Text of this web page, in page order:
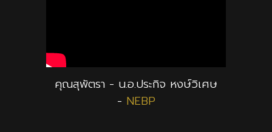
คุณสุพัตรา - น.อ.ประกิจ หงษ์วิเศษ
- NEBP